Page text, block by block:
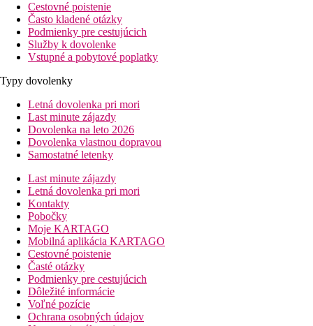
Cestovné poistenie
Často kladené otázky
Podmienky pre cestujúcich
Služby k dovolenke
Vstupné a pobytové poplatky
Typy dovolenky
Letná dovolenka pri mori
Last minute zájazdy
Dovolenka na leto 2026
Dovolenka vlastnou dopravou
Samostatné letenky
Last minute zájazdy
Letná dovolenka pri mori
Kontakty
Pobočky
Moje KARTAGO
Mobilná aplikácia KARTAGO
Cestovné poistenie
Časté otázky
Podmienky pre cestujúcich
Dôležité informácie
Voľné pozície
Ochrana osobných údajov